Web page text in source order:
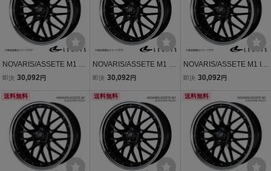
NOVARIS/ASSETE M1 R
X L10系 アルミホイール1
ET35 BLACK/RIM POLIS
H】 0041086
即決 30,092 円
NOVARIS/ASSETE M1 S
C 40系 アルミホイール1
ET35 BLACK/RIM POLIS
H】 0041086
即決 30,092 円
NOVARIS/ASSETE M1 IS
20系 アルミホイール1本
45 BLACK/RIM POLISH】
0041087
即決 30,092 円
送料無料 送料無料 送料無料